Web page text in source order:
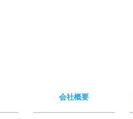
会社概要